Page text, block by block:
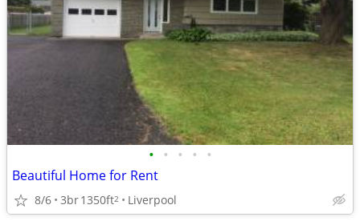
• • • • •
Beautiful Home for Rent
8/6 3br1350ft2 Liverpool